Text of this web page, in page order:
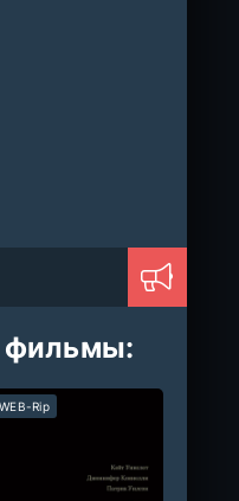
фильмы:
WEB-Rip